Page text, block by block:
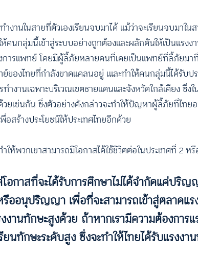
านในสายที่ตัวเองเรียนจบมาได้ แม้ว่าจะเรียนจบมาใน
คนกลุ่มนี้เข้าสู่ระบบอย่างถูกต้องและผลักดันให้เป็นแรง
รแพทย์ โดยมีผู้ลี้ภัยหลายคนที่เคยเป็นแพทย์ที่ลี้ภัยมาที่ป
งไทยที่กำลังขาดแคลนอยู่ เและทำให้คนกลุ่มนี้ได้รับประ
ำงานเฉพาะบริเวณเขตชายแดนและจังหวัดใกล้เคียง ซึ่
เช่นกัน ซึ่งตัวอย่างดังกล่าวจะทำให้ปัญหาผู้ลี้ภัยที่ไทย
สร้างประโยชน์ให้ประเทศไทยอีกด้วย
ให้พวกเขาสามารถมีโอกาสได้ใช้ชีวิตต่อในประเทศที่ 2
กาสที่จะได้รับการศึกษาไม่ได้จำกัดแค่ปริญ
อนุปริญญา เพื่อที่จะสามารถเข้าสู่ตลาดแรง
านทักษะสูงด้วย ถ้าหากเรามีความต้องการ
ทักษะระดับสูง ซึ่งจะทำให้ไทยได้รับแรงงา